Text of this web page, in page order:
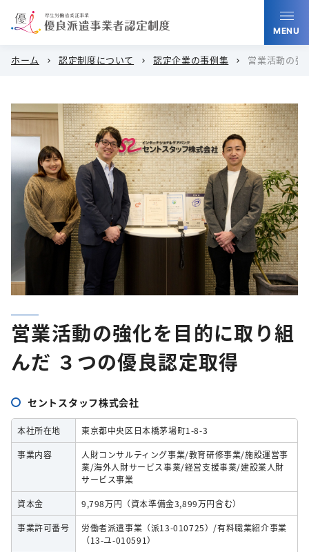
MENU
ホーム chevron_right 認定制度について chevron_right 認定企業の事例集 chevron_right 営業活動の強
営業活動の強化を目的に取り組
んだ ３つの優良認定取得
セントスタッフ株式会社
本社所在地 東京都中央区日本橋茅場町1-8-3
事業内容
人財コンサルティング事業/教育研修事業/施設運営事
業/海外人財サービス事業/経営支援事業/建設業人財
サービス事業
資本金 9,798万円（資本準備金3,899万円含む）
事業許可番号
労働者派遣事業（派13-010725）/有料職業紹介事業
（13-ユ-010591）